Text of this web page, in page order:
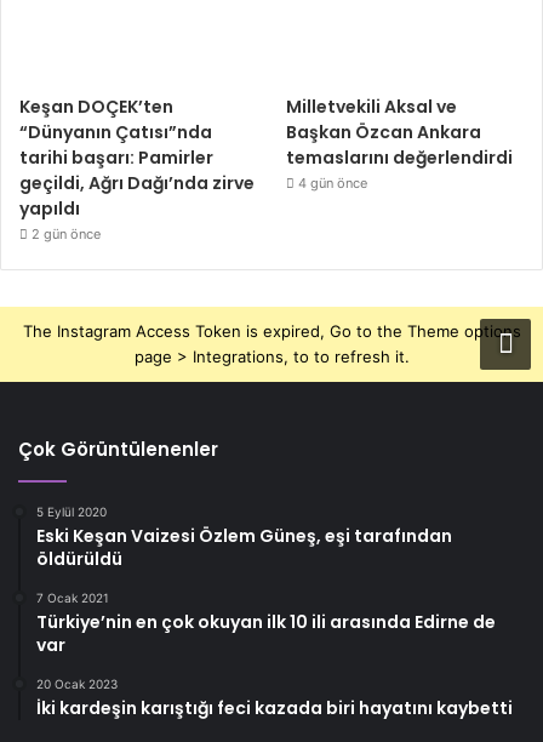
Keşan DOÇEK’ten
“Dünyanın Çatısı”nda
tarihi başarı: Pamirler
geçildi, Ağrı Dağı’nda zirve
yapıldı
2 gün önce
Milletvekili Aksal ve
Başkan Özcan Ankara
temaslarını değerlendirdi
4 gün önce
The Instagram Access Token is expired, Go to the Theme options
page > Integrations, to to refresh it.
Çok Görüntülenenler
5 Eylül 2020
Eski Keşan Vaizesi Özlem Güneş, eşi tarafından
öldürüldü
7 Ocak 2021
Türkiye’nin en çok okuyan ilk 10 ili arasında Edirne de
var
20 Ocak 2023
İki kardeşin karıştığı feci kazada biri hayatını kaybetti